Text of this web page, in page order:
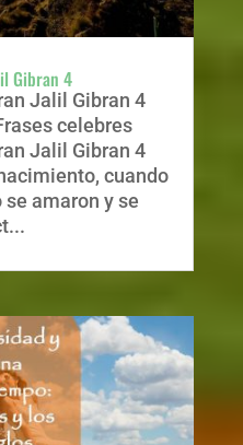
Gibran 4
Jalil Gibran 4
celebres
Jalil Gibran 4
cuando
amaron y se